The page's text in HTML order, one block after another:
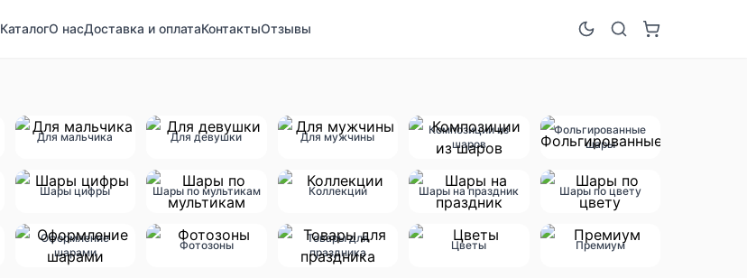
КаталогО насДоставка и оплатаКонтактыОтзывы
Для мальчика Для девушки Для мужчины
Композиции из
шаров
Фольгированные
шары
Шары цифры Шары по мультикам Коллекции Шары на праздник Шары по цвету
Оформление
шарами
Фотозоны
Товары для
праздника
Цветы Премиум